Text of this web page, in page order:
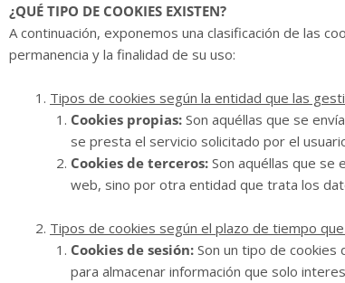
¿QUÉ TIPO DE COOKIES EXISTEN?
A continuación, exponemos una clasificación de las
permanencia y la finalidad de su uso:
Tipos de cookies según la entidad que las
Cookies propias:Son aquéllas que se
se presta el servicio solicitado por el
Cookies de terceros:Son aquéllas que se
web, sino por otra entidad que trata los
Tipos de cookies según el plazo de tiempo
Cookies de sesión:Son un tipo de cookies
para almacenar información que solo